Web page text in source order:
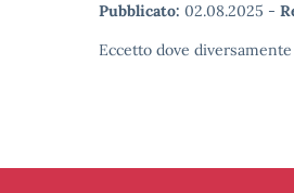
Pubblicato: 02.08.2025 -
Eccetto dove